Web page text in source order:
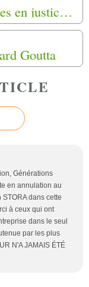
Point de situation des procédures en justice de l'Association Générations Harkis.
Goutta
Générations
en annulation au
dans cette
à ceux qui ont
dans le seul
par les plus
N'A JAMAIS ÉTÉ